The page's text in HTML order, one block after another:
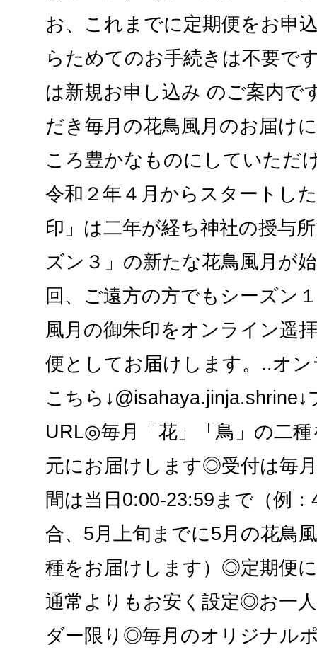
お、これまでに定期便をお申
らためてのお手続きは不要で
は新規お申し込み のご案内で
だき毎月の花鳥風月のお届け
ころ豊かなものにしていただ
令和２年４月からスタートし
印」は二年が経ち神社の授与
ズン３」の新たな花鳥風月が
回、ご遠方の方でもシーズン
風月の御朱印をオンライン遥
便としてお届けします。..オ
こちら
URL◎毎月「花」「鳥」の二
元にお届けします◎受付は毎
間は当日0:00-23:59まで（例
合、5月上旬までに5月の花鳥
種をお届けします）◎定期便
通常よりもお安く設定◎お一
ダー限り◎毎月のオリジナル